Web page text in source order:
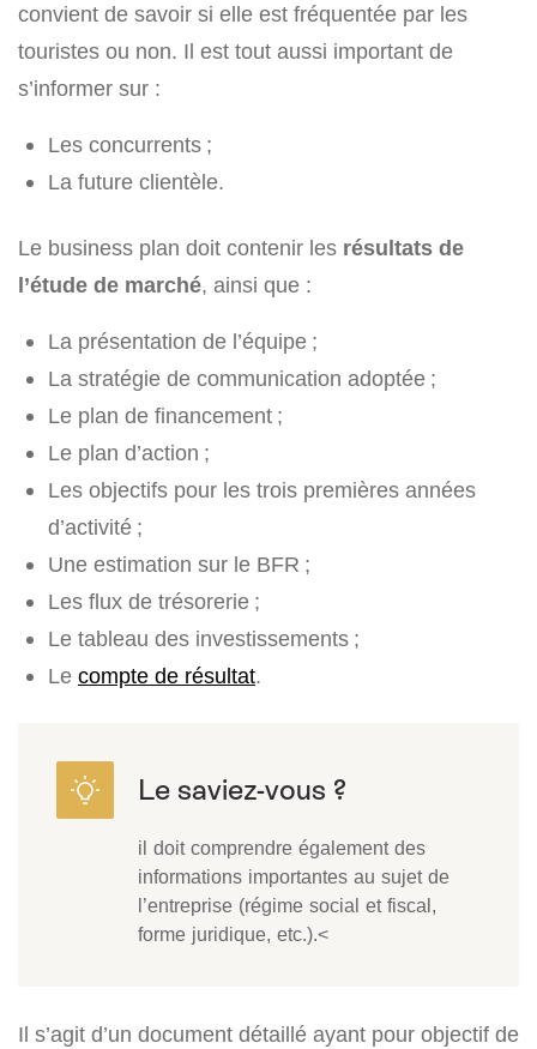
convient de savoir si elle est fréquentée par les
touristes ou non. Il est tout aussi important de
s’informer sur :
Les concurrents ;
La future clientèle.
Le business plan doit contenir les résultats de
l’étude de marché, ainsi que :
La présentation de l’équipe ;
La stratégie de communication adoptée ;
Le plan de financement ;
Le plan d’action ;
Les objectifs pour les trois premières années
d’activité ;
Une estimation sur le BFR ;
Les flux de trésorerie ;
Le tableau des investissements ;
Le compte de résultat.
il doit comprendre également des
informations importantes au sujet de
l’entreprise (régime social et fiscal,
forme juridique, etc.).<
Il s’agit d’un document détaillé ayant pour objectif de